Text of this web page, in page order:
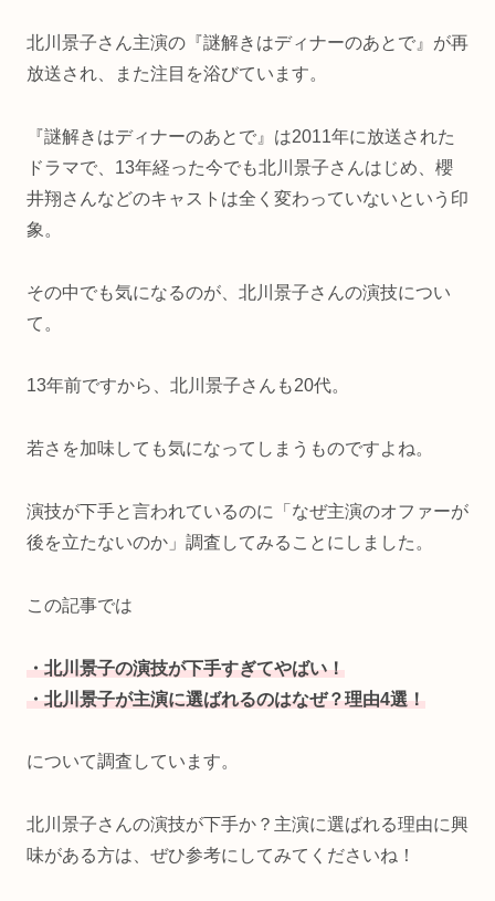
北川景子さん主演の『謎解きはディナーのあとで』が再
放送され、また注目を浴びています。
『謎解きはディナーのあとで』は2011年に放送された
ドラマで、13年経った今でも北川景子さんはじめ、櫻
井翔さんなどのキャストは全く変わっていないという印
象。
その中でも気になるのが、北川景子さんの演技につい
て。
13年前ですから、北川景子さんも20代。
若さを加味しても気になってしまうものですよね。
演技が下手と言われているのに「なぜ主演のオファーが
後を立たないのか」調査してみることにしました。
この記事では
・北川景子の演技が下手すぎてやばい！
・北川景子が主演に選ばれるのはなぜ？理由4選！
について調査しています。
北川景子さんの演技が下手か？主演に選ばれる理由に興
味がある方は、ぜひ参考にしてみてくださいね！